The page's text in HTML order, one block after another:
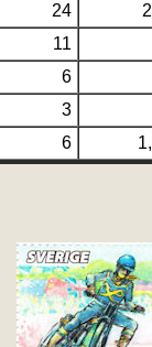
24
11
6
3
6